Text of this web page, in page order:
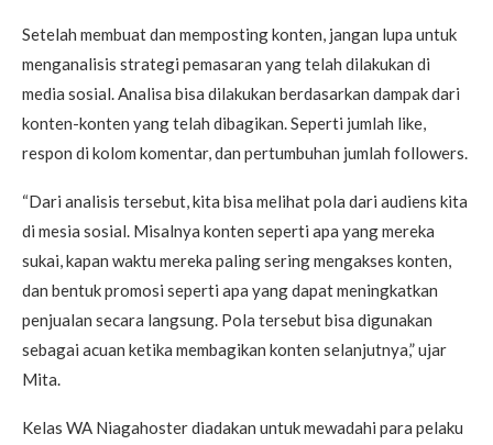
Setelah membuat dan memposting konten, jangan lupa untuk
menganalisis strategi pemasaran yang telah dilakukan di
media sosial. Analisa bisa dilakukan berdasarkan dampak dari
konten-konten yang telah dibagikan. Seperti jumlah like,
respon di kolom komentar, dan pertumbuhan jumlah followers.
“Dari analisis tersebut, kita bisa melihat pola dari audiens kita
di mesia sosial. Misalnya konten seperti apa yang mereka
sukai, kapan waktu mereka paling sering mengakses konten,
dan bentuk promosi seperti apa yang dapat meningkatkan
penjualan secara langsung. Pola tersebut bisa digunakan
sebagai acuan ketika membagikan konten selanjutnya,” ujar
Mita.
Kelas WA Niagahoster diadakan untuk mewadahi para pelaku